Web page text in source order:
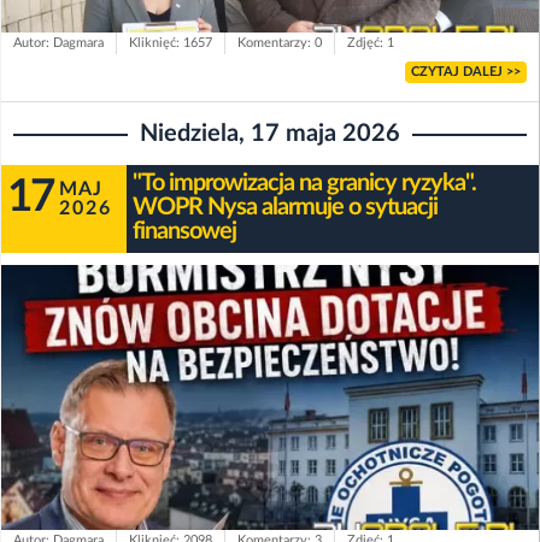
Autor: Dagmara Kliknięć: 1657 Komentarzy: 0 Zdjęć: 1
CZYTAJ DALEJ >>
Niedziela, 17 maja 2026
17 MAJ
2026
"To improwizacja na granicy ryzyka".
WOPR Nysa alarmuje o sytuacji
finansowej